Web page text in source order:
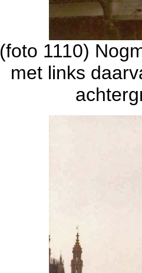
(foto 1110)
met links